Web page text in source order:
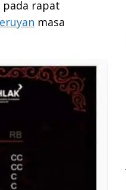
pada rapat
masa